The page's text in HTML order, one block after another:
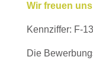
Wir freuen
Kennziffer: F-
Die